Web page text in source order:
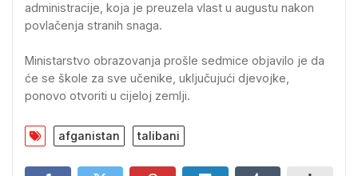
administracije, koja je preuzela vlast u augustu nakon
povlačenja stranih snaga.
Ministarstvo obrazovanja prošle sedmice objavilo je da
će se škole za sve učenike, uključujući djevojke,
ponovo otvoriti u cijeloj zemlji.
afganistan talibani